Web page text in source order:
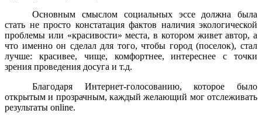
Основным смыслом социальных эссе должна была
стать не просто констатация фактов наличия экологической
проблемы или «красивости» места, в котором живет автор, а
что именно он сделал для того, чтобы город (поселок), стал
лучше: красивее, чище, комфортнее, интереснее с точки
зрения проведения досуга и т.д.
Благодаря Интернет-голосованию, которое было
открытым и прозрачным, каждый желающий мог отслеживать
результаты online.